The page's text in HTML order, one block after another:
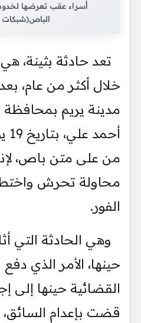
أسراء عقب تعرضها
الباص(شبكات
تعد حادثة بثينة،
خلال أكثر من عام،
مدينة يريم
من على متن باص،
محاولة تحرش
الفور.
وهي الحادثة التي
حينها، الأمر الذي
القضائية حينها إلى
قضت بإعدام السائق،